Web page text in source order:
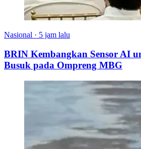
Nasional · 5 jam lalu
BRIN Kembangkan Sensor AI
Busuk pada Ompreng MBG